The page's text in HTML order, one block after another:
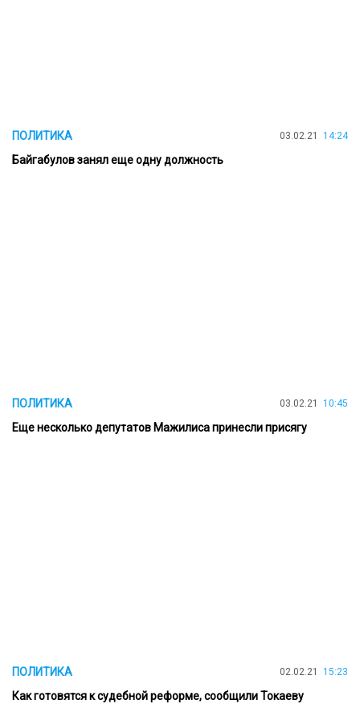
ПОЛИТИКА 03.02.21 14:24
Байгабулов занял еще одну должность
ПОЛИТИКА 03.02.21 10:45
Еще несколько депутатов Мажилиса принесли присягу
ПОЛИТИКА 02.02.21 15:23
Как готовятся к судебной реформе, сообщили Токаеву